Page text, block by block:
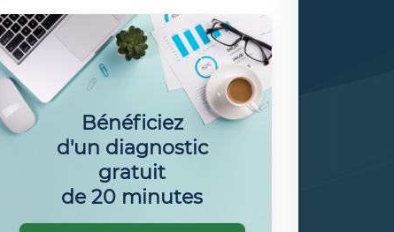
Bénéficiez
d'un diagnostic
gratuit
de 20 minutes